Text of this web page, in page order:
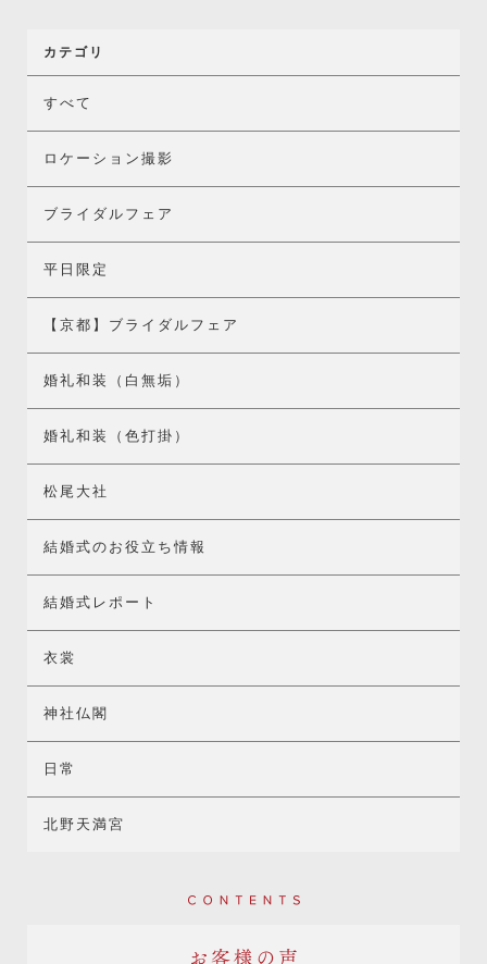
カテゴリ
すべて
ロケーション撮影
ブライダルフェア
平日限定
【京都】ブライダルフェア
婚礼和装（白無垢）
婚礼和装（色打掛）
松尾大社
結婚式のお役立ち情報
結婚式レポート
衣裳
神社仏閣
日常
北野天満宮
Contents
お客様の声